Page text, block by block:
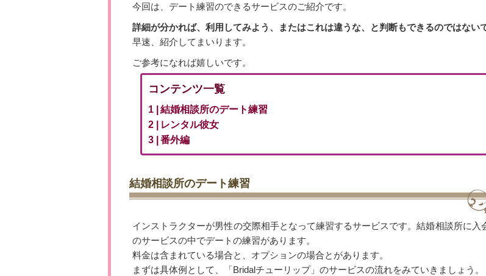
今回は、デート練習のできるサービスのご紹介です。
詳細が分かれば、利用してみよう、またはこれは違うな、と判断もできるのではない
早速、紹介してまいります。
ご参考になれば嬉しいです。
コンテンツ一覧
結婚相談所のデート練習
レンタル彼女
番外編
結婚相談所のデート練習
インストラクターが男性の交際相手となって練習するサービスです。結婚相談所に入
のサービスの中でデートの練習があります。
料金は含まれている場合と、オプションの場合とがあります。
まずは具体例として、「Bridalチューリップ」のサービスの流れをみていきましょう。